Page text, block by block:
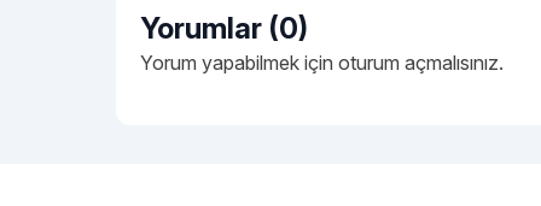
bünyesinde barındıran 2025 erkek
giyim ürünleri kategorisinde tarzına
önem veren erkeklere hitap eden
Yorumlar (0)
Yorum yapabilmek için oturum açmalısınız.